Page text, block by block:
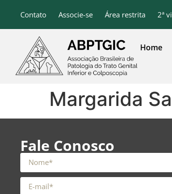
conteúdo
Contato Associe-se Área restrita 2ª
Home
Margarida
Fale Conosco